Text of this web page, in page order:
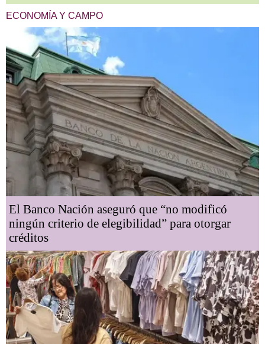
ECONOMÍA Y CAMPO
El Banco Nación aseguró que “no modificó
ningún criterio de elegibilidad” para otorgar
créditos